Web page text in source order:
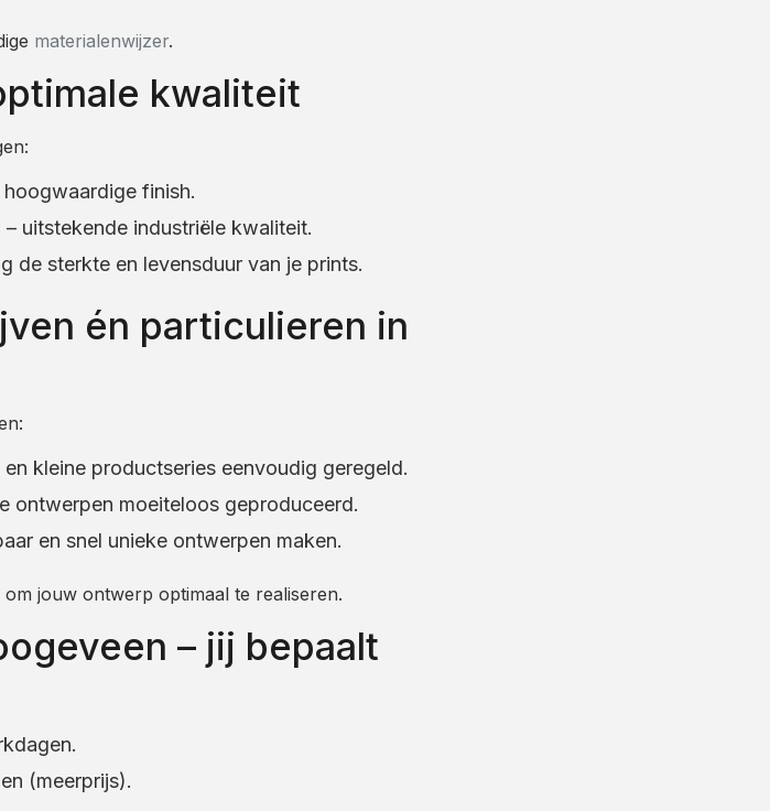
materialenwijzer.
kwaliteit
finish.
– uitstekende industriële kwaliteit.
de sterkte en levensduur van je prints.
én particulieren in
kleine productseries eenvoudig geregeld.
ontwerpen moeiteloos geproduceerd.
en snel unieke ontwerpen maken.
jouw ontwerp optimaal te realiseren.
– jij bepaalt
(meerprijs).